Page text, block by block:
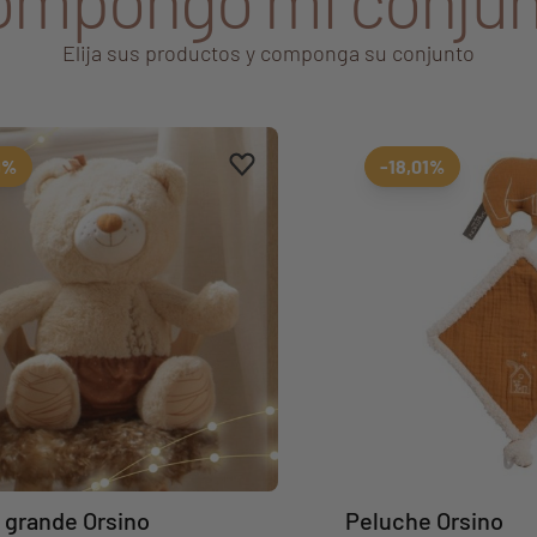
Elija sus productos y componga su conjunto
Aggiungi ai preferiti
borrar favoritos
Orsino
-18,01%
Peluche Orsino